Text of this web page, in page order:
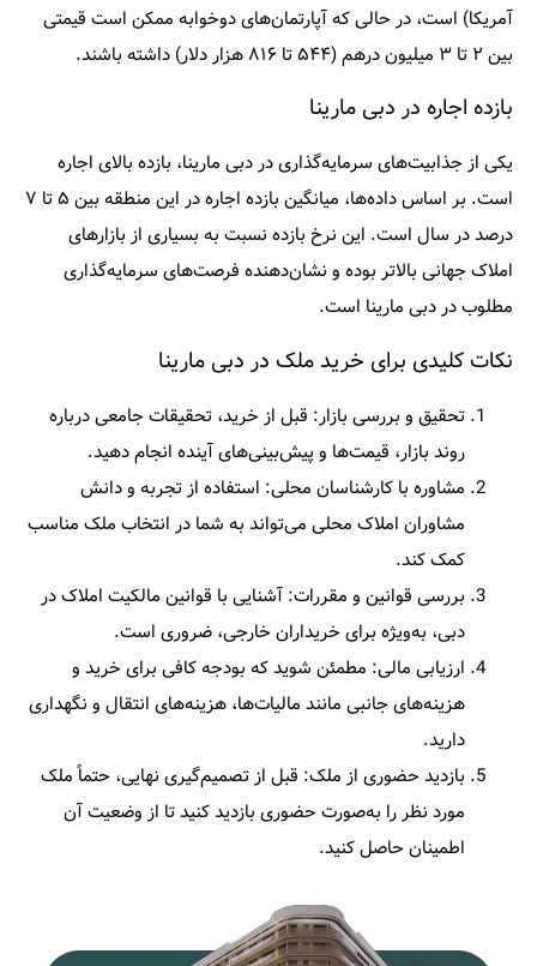
آمریکا) است، در حالی که آپارتمان‌های دوخوابه ممکن است قیمتی
بین ۲ تا ۳ میلیون درهم (۵۴۴ تا ۸۱۶ هزار دلار) داشته باشند.​
بازده اجاره در دبی مارینا
یکی از جذابیت‌های سرمایه‌گذاری در دبی مارینا، بازده بالای اجاره
است. بر اساس داده‌ها، میانگین بازده اجاره در این منطقه بین ۵ تا ۷
درصد در سال است. این نرخ بازده نسبت به بسیاری از بازارهای
املاک جهانی بالاتر بوده و نشان‌دهنده فرصت‌های سرمایه‌گذاری
مطلوب در دبی مارینا است.​
نکات کلیدی برای خرید ملک در دبی مارینا
تحقیق و بررسی بازار: قبل از خرید، تحقیقات جامعی درباره
روند بازار، قیمت‌ها و پیش‌بینی‌های آینده انجام دهید.​
مشاوره با کارشناسان محلی: استفاده از تجربه و دانش
مشاوران املاک محلی می‌تواند به شما در انتخاب ملک مناسب
کمک کند.​
بررسی قوانین و مقررات: آشنایی با قوانین مالکیت املاک در
دبی، به‌ویژه برای خریداران خارجی، ضروری است.​
ارزیابی مالی: مطمئن شوید که بودجه کافی برای خرید و
هزینه‌های جانبی مانند مالیات‌ها، هزینه‌های انتقال و نگهداری
دارید.​
بازدید حضوری از ملک: قبل از تصمیم‌گیری نهایی، حتماً ملک
مورد نظر را به‌صورت حضوری بازدید کنید تا از وضعیت آن
اطمینان حاصل کنید.​